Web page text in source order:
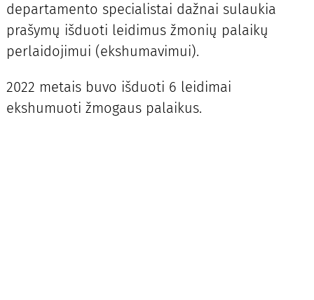
departamento specialistai dažnai sulaukia
prašymų išduoti leidimus žmonių palaikų
perlaidojimui (ekshumavimui).
2022 metais buvo išduoti 6 leidimai
ekshumuoti žmogaus palaikus.